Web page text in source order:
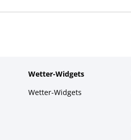
Wetter-Widgets
Wetter-Widgets